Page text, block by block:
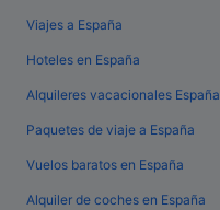
Viajes a España
Hoteles en España
Alquileres vacacionales España
Paquetes de viaje a España
Vuelos baratos en España
Alquiler de coches en España